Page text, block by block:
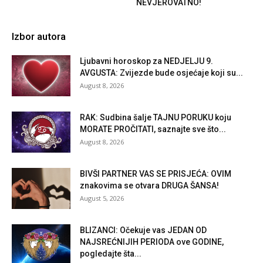
NEVJEROVATNO!
Izbor autora
Ljubavni horoskop za NEDJELJU 9.
AVGUSTA: Zvijezde bude osjećaje koji su...
August 8, 2026
RAK: Sudbina šalje TAJNU PORUKU koju
MORATE PROČITATI, saznajte sve što...
August 8, 2026
BIVŠI PARTNER VAS SE PRISJEĆA: OVIM
znakovima se otvara DRUGA ŠANSA!
August 5, 2026
BLIZANCI: Očekuje vas JEDAN OD
NAJSREĆNIJIH PERIODA ove GODINE,
pogledajte šta...